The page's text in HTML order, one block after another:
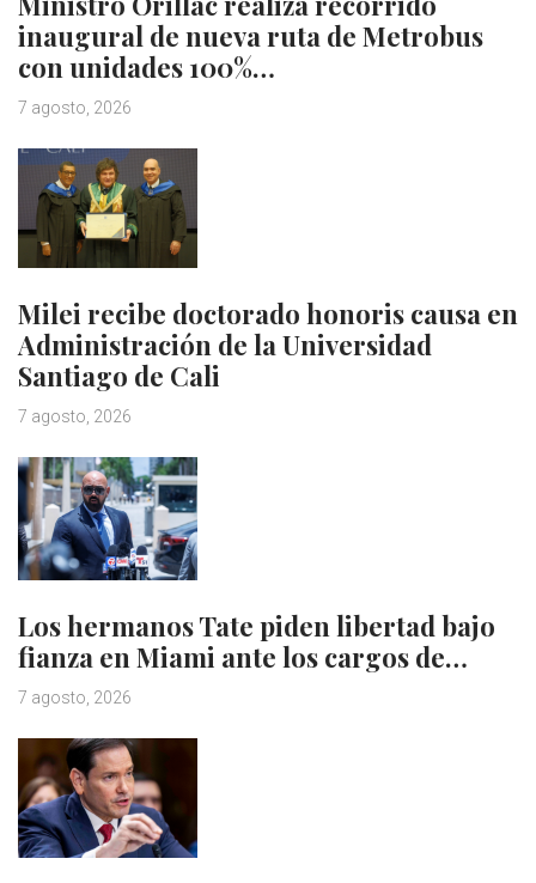
inaugural de nueva ruta de Metrobus
con unidades 100%…
7 agosto, 2026
Milei recibe doctorado honoris causa en
Administración de la Universidad
Santiago de Cali
7 agosto, 2026
Los hermanos Tate piden libertad bajo
fianza en Miami ante los cargos de…
7 agosto, 2026